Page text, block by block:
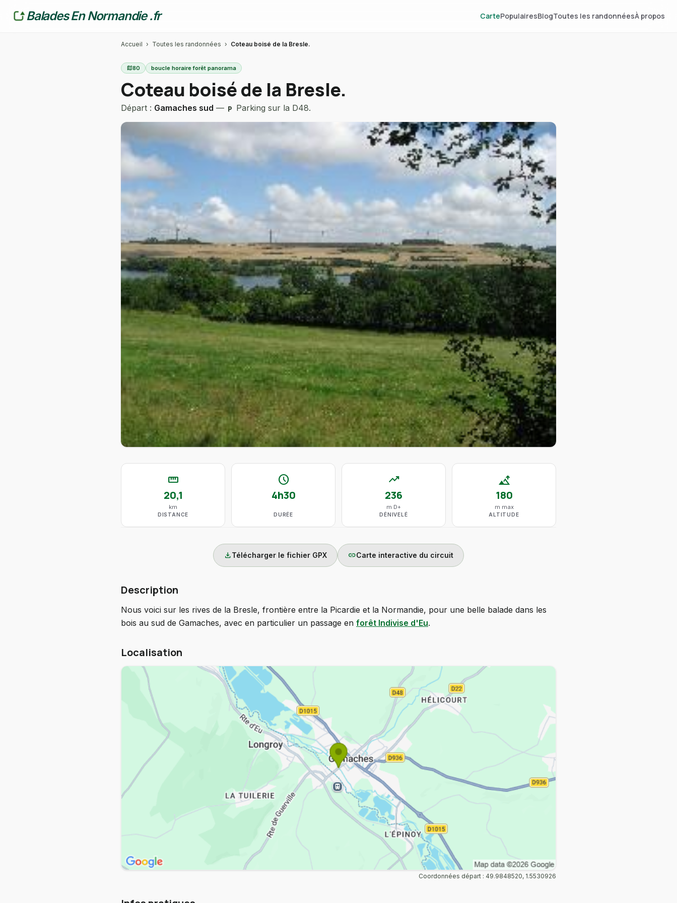
Balades En Normandie .fr CartePopulairesBlogToutes les randonnéesÀ propos
Accueil › Toutes les randonnées › Coteau boisé de la Bresle.
map80 boucle horaire forêt panorama
Coteau boisé de la Bresle.
Départ : Gamaches sud — local_parking Parking sur la D48.
straighten
20,1
km
DISTANCE
schedule
4h30
DURÉE
trending_up
236
m D+
DÉNIVELÉ
altitude
180
m max
ALTITUDE
downloadTélécharger le fichier GPX linkCarte interactive du circuit
Description
Nous voici sur les rives de la Bresle, frontière entre la Picardie et la Normandie, pour une belle balade dans les
bois au sud de Gamaches, avec en particulier un passage en forêt Indivise d'Eu.
Localisation
Coordonnées départ : 49.9848520, 1.5530926